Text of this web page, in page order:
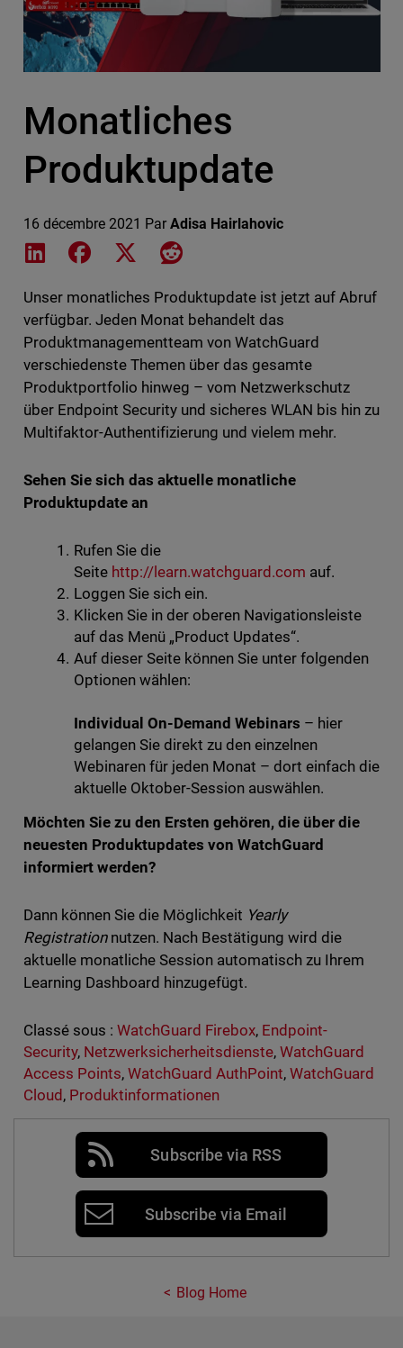
Monatliches
Produktupdate
16 décembre 2021 Par Adisa Hairlahovic
Share on LinkedIn
Share on Facebook
Share on XShare on Reddit
Unser monatliches Produktupdate ist jetzt auf Abruf
verfügbar. Jeden Monat behandelt das
Produktmanagementteam von WatchGuard
verschiedenste Themen über das gesamte
Produktportfolio hinweg – vom Netzwerkschutz
über Endpoint Security und sicheres WLAN bis hin zu
Multifaktor-Authentifizierung und vielem mehr.
Sehen Sie sich das aktuelle monatliche
Produktupdate an
Rufen Sie die
Seite http://learn.watchguard.com auf.
Loggen Sie sich ein.
Klicken Sie in der oberen Navigationsleiste
auf das Menü „Product Updates“.
Auf dieser Seite können Sie unter folgenden
Optionen wählen:
Individual On-Demand Webinars – hier
gelangen Sie direkt zu den einzelnen
Webinaren für jeden Monat – dort einfach die
aktuelle Oktober-Session auswählen.
Möchten Sie zu den Ersten gehören, die über die
neuesten Produktupdates von WatchGuard
informiert werden?
Dann können Sie die Möglichkeit Yearly
Registrationnutzen. Nach Bestätigung wird die
aktuelle monatliche Session automatisch zu Ihrem
Learning Dashboard hinzugefügt.
Classé sous : WatchGuard Firebox, Endpoint-
Security, Netzwerksicherheitsdienste,WatchGuard
Access Points, WatchGuard AuthPoint,WatchGuard
Cloud, Produktinformationen
Subscribe via RSS
Subscribe via Email
Blog Home